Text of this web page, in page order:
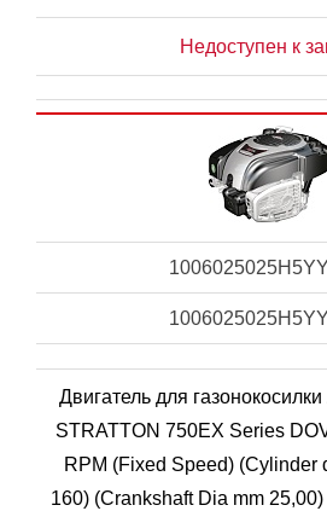
Недоступен к
Двигатель для
STRATTON 750EX Series
RPM (Fixed Speed) (Cylinder
160) (Crankshaft Dia mm